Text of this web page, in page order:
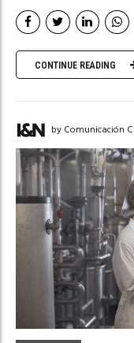
CONTINUE READING
by Comunicación